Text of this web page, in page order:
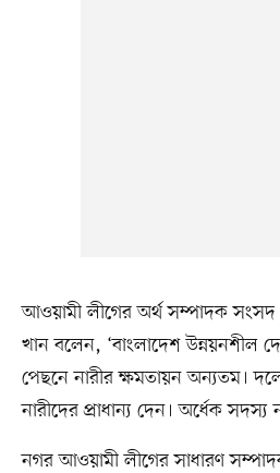
আওয়ামী লীগের অর্থ সম্পাদক
খান বলেন, ‘বাংলাদেশ উন্নয়নশীল
পেছনে নারীর ক্ষমতায়ন অন্যতম।
নারীদের প্রাধান্য দেন। অর্ধেক সদস্য
নগর আওয়ামী লীগের সাধারণ